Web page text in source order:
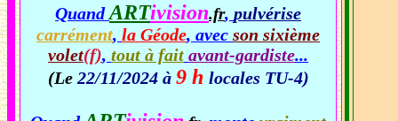
QuandARTivision.fr, pulvérise
carrément, la Géode, avec son sixième
volet(f), tout à fait avant-gardiste...
(Le 22/11/2024 à 9 h locales TU-4)